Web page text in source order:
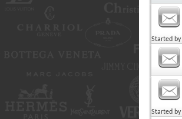
Started by
Started by